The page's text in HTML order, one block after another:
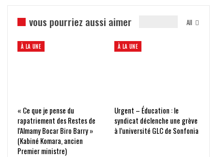
All
vous pourriez aussi aimer
À LA UNE
« Ce que je pense du
rapatriement des Restes de
l’Almamy Bocar Biro Barry »
(Kabiné Komara, ancien
Premier ministre)
À LA UNE
Urgent – Éducation : le
syndicat déclenche une grève
à l’université GLC de Sonfonia